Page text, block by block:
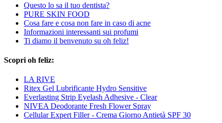
Questo lo sa il tuo dentista?
PURE SKIN FOOD
Cosa fare e cosa non fare in caso di acne
Informazioni interessanti sui profumi
Ti diamo il benvenuto su oh feliz!
Scopri oh feliz:
LA RIVE
Ritex Gel Lubrificante Hydro Sensitive
Everlasting Strip Eyelash Adhesive - Clear
NIVEA Deodorante Fresh Flower Spray
Cellular Expert Filler - Crema Giorno Antietà SPF 30